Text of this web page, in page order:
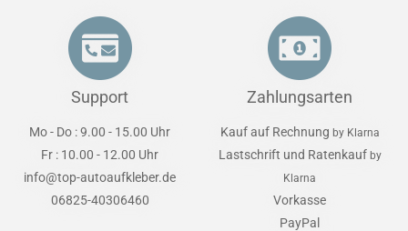
Support
Mo - Do : 9.00 - 15.00 Uhr
Fr : 10.00 - 12.00 Uhr
info@top-autoaufkleber.de
06825-40306460
Zahlungsarten
Kauf auf Rechnung by Klarna
Lastschrift und Ratenkauf by
Klarna
Vorkasse
PayPal